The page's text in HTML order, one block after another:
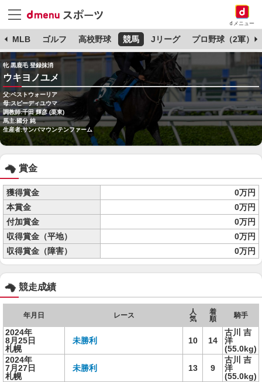
dメニュー
MLB ゴルフ 高校野球 競馬 Jリーグ プロ野球（2軍）
牝 黒鹿毛 登録抹消
ウキヨノユメ
父:ベストウォーリア
母:スピーディユウマ
調教師:千田 輝彦 (栗東)
馬主:國分 純
生産者:サンバマウンテンファーム
賞金
獲得賞金
0万円
本賞金
0万円
付加賞金
0万円
収得賞金（平地）
0万円
収得賞金（障害）
0万円
競走成績
年月日 レース
人
気
着
順
騎手
2024年
8月25日
札幌
未勝利 10 14
古川 吉
洋
(55.0kg)
2024年
7月27日
札幌
未勝利 13 9
古川 吉
洋
(55.0kg)